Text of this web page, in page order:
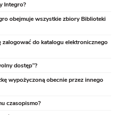
Integro?
obejmuje wszystkie zbiory Biblioteki
zalogować do katalogu elektronicznego
dostęp”?
wypożyczoną obecnie przez innego
czasopismo?